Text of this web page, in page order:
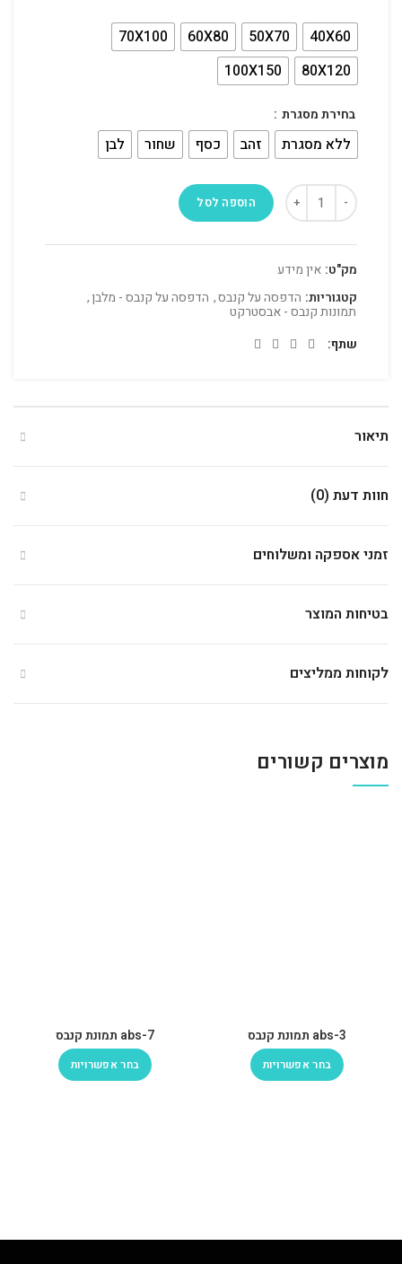
40X60
50X70
60X80
70X100
80X120
100X150
בחירת מסגרת
ללא מסגרת זהב כסף שחור לבן
הוספה לסל
מק"ט: אין מידע
קטגוריות: הדפסה על קנבס, הדפסה על קנבס - מלבן,
תמונות קנבס - אבסטרקט
שתף
תיאור
חוות דעת (0)
זמני אספקה ומשלוחים
בטיחות המוצר
לקוחות ממליצים
מוצרים קשורים
abs-3 תמונת קנבס
בחר אפשרויות
abs-7 תמונת קנבס
בחר אפשרויות